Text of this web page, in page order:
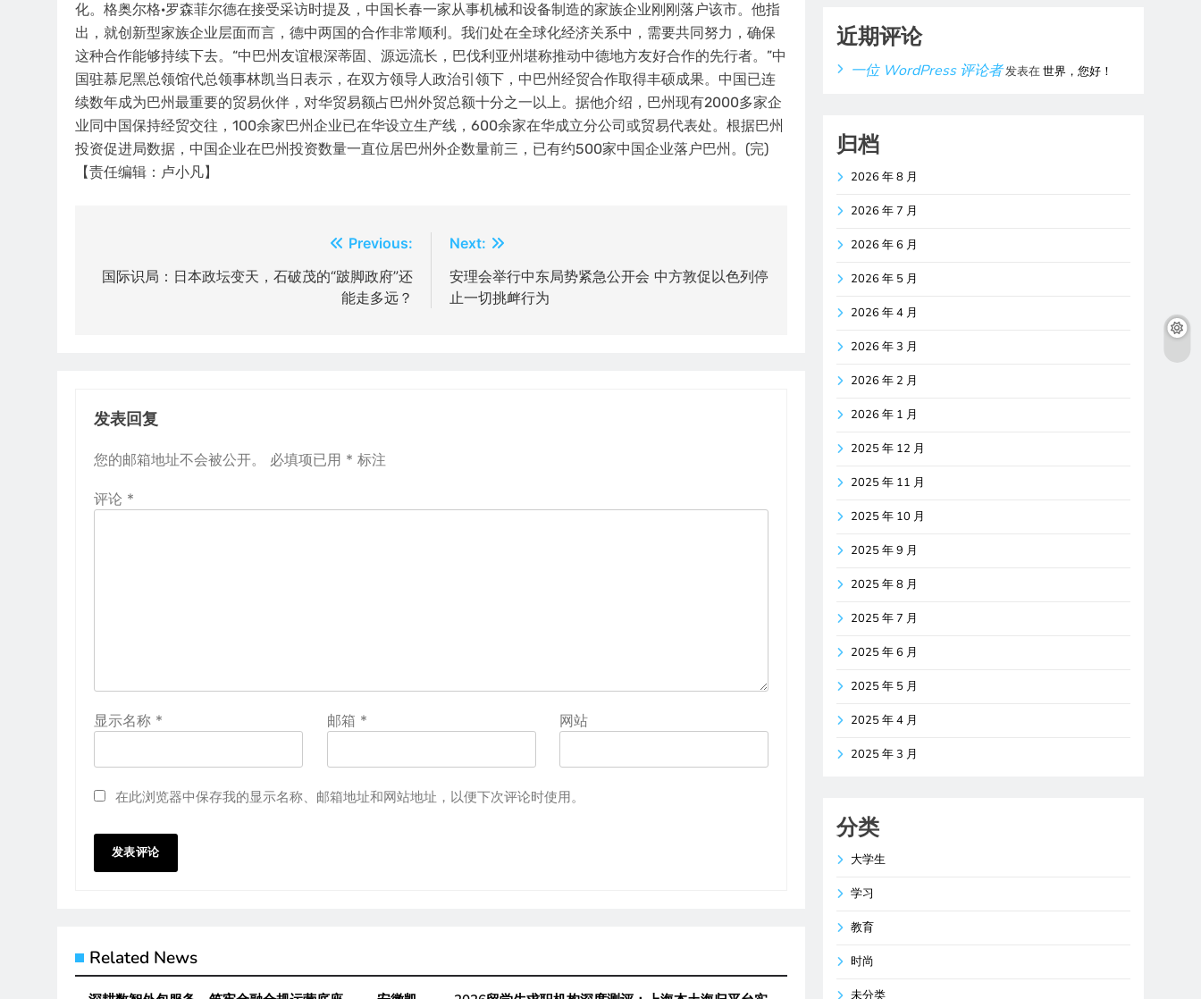
化。格奥尔格·罗森菲尔德在接受采访时提及，中国长春一家从事机械和设备制造的家族企业刚刚落户该市。他指
出，就创新型家族企业层面而言，德中两国的合作非常顺利。我们处在全球化经济关系中，需要共同努力，确保
这种合作能够持续下去。“中巴州友谊根深蒂固、源远流长，巴伐利亚州堪称推动中德地方友好合作的先行者。”中
国驻慕尼黑总领馆代总领事林凯当日表示，在双方领导人政治引领下，中巴州经贸合作取得丰硕成果。中国已连
续数年成为巴州最重要的贸易伙伴，对华贸易额占巴州外贸总额十分之一以上。据他介绍，巴州现有2000多家企
业同中国保持经贸交往，100余家巴州企业已在华设立生产线，600余家在华成立分公司或贸易代表处。根据巴州
投资促进局数据，中国企业在巴州投资数量一直位居巴州外企数量前三，已有约500家中国企业落户巴州。(完)
【责任编辑：卢小凡】
章
Previous:
国际识局：日本政坛变天，石破茂的“跛脚政府”还
能走多远？
Next:
安理会举行中东局势紧急公开会 中方敦促以色列停
止一切挑衅行为
发表回复
您的邮箱地址不会被公开。 必填项已用 * 标注
评论 *
显示名称 * 邮箱 * 网站
在此浏览器中保存我的显示名称、邮箱地址和网站地址，以便下次评论时使用。
Related News
近期评论
一位 WordPress 评论者发表在世界，您好！
归档
2026 年 8 月
2026 年 7 月
2026 年 6 月
2026 年 5 月
2026 年 4 月
2026 年 3 月
2026 年 2 月
2026 年 1 月
2025 年 12 月
2025 年 11 月
2025 年 10 月
2025 年 9 月
2025 年 8 月
2025 年 7 月
2025 年 6 月
2025 年 5 月
2025 年 4 月
2025 年 3 月
分类
大学生
学习
教育
时尚
未分类